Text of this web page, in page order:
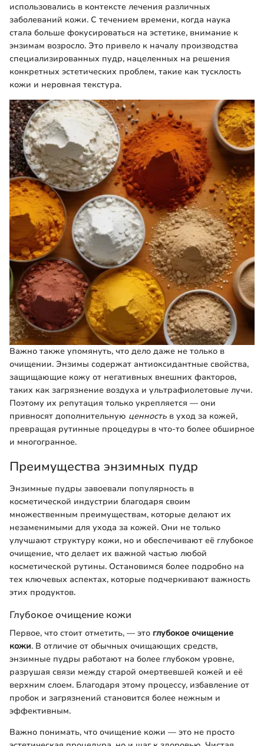
использовались в контексте лечения различных
заболеваний кожи. С течением времени, когда наука
стала больше фокусироваться на эстетике, внимание к
энзимам возросло. Это привело к началу производства
специализированных пудр, нацеленных на решения
конкретных эстетических проблем, такие как тусклость
кожи и неровная текстура.
Важно также упомянуть, что дело даже не только в
очищении. Энзимы содержат антиоксидантные свойства,
защищающие кожу от негативных внешних факторов,
таких как загрязнение воздуха и ультрафиолетовые лучи.
Поэтому их репутация только укрепляется — они
привносят дополнительную ценность в уход за кожей,
превращая рутинные процедуры в что-то более обширное
и многогранное.
Преимущества энзимных пудр
Энзимные пудры завоевали популярность в
косметической индустрии благодаря своим
множественным преимуществам, которые делают их
незаменимыми для ухода за кожей. Они не только
улучшают структуру кожи, но и обеспечивают её глубокое
очищение, что делает их важной частью любой
косметической рутины. Остановимся более подробно на
тех ключевых аспектах, которые подчеркивают важность
этих продуктов.
Глубокое очищение кожи
Первое, что стоит отметить, — это глубокое очищение
кожи. В отличие от обычных очищающих средств,
энзимные пудры работают на более глубоком уровне,
разрушая связи между старой омертвевшей кожей и её
верхним слоем. Благодаря этому процессу, избавление от
пробок и загрязнений становится более нежным и
эффективным.
Важно понимать, что очищение кожи — это не просто